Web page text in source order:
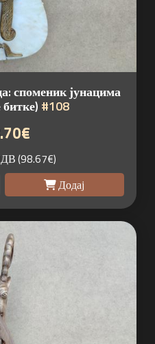
споменик јунацима
#108
(98.67€)
Додај